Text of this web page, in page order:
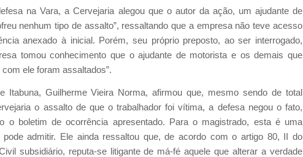
na Vara, a Cervejaria alegou que o autor da ação, um ajudante de
nenhum tipo de assalto”, ressaltando que a empresa não teve acesso
anexado à inicial. Porém, seu próprio preposto, ao ser interrogado,
tomou conhecimento que o ajudante de motorista e os demais que
ele foram assaltados”.
Itabuna, Guilherme Vieira Norma, afirmou que, mesmo sendo de total
o assalto de que o trabalhador foi vítima, a defesa negou o fato,
o boletim de ocorrência apresentado. Para o magistrado, esta é uma
admitir. Ele ainda ressaltou que, de acordo com o artigo 80, II do
subsidiário, reputa-se litigante de má-fé aquele que alterar a verdade